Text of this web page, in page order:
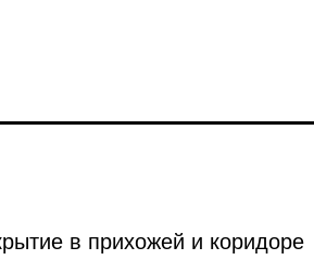
в прихожей и коридоре